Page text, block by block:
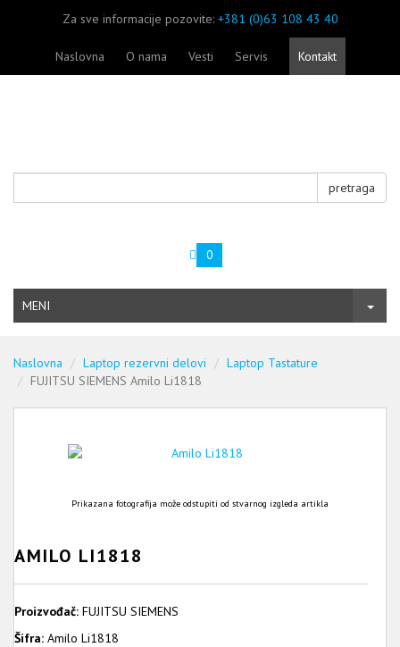
Za sve informacije pozovite: +381 (0)63 108 43 40
Naslovna O nama Vesti Servis Kontakt
pretraga
0
MENI
Naslovna Laptop rezervni delovi
Laptop Tastature
FUJITSU SIEMENS Amilo Li1818
Prikazana fotografija može odstupiti od stvarnog izgleda artikla
AMILO LI1818
Proizvođač: FUJITSU SIEMENS
Šifra: Amilo Li1818